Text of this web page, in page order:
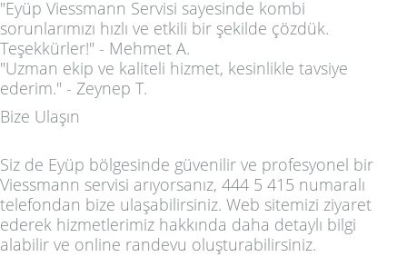
"Eyüp Viessmann Servisi sayesinde kombi
sorunlarımızı hızlı ve etkili bir şekilde çözdük.
Teşekkürler!" - Mehmet A.
"Uzman ekip ve kaliteli hizmet, kesinlikle tavsiye
ederim." - Zeynep T.
Bize Ulaşın
Siz de Eyüp bölgesinde güvenilir ve profesyonel bir
Viessmann servisi arıyorsanız, 444 5 415 numaralı
telefondan bize ulaşabilirsiniz. Web sitemizi ziyaret
ederek hizmetlerimiz hakkında daha detaylı bilgi
alabilir ve online randevu oluşturabilirsiniz.